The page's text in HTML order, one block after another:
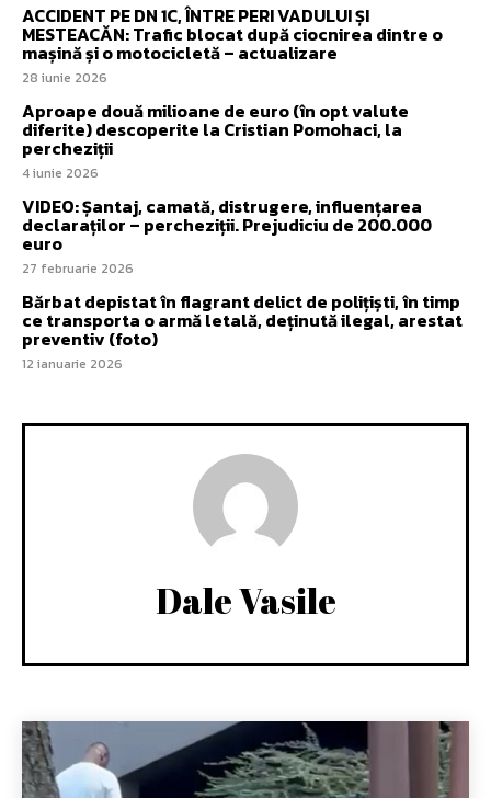
ACCIDENT PE DN 1C, ÎNTRE PERI VADULUI ȘI
MESTEACĂN: Trafic blocat după ciocnirea dintre o
mașină și o motocicletă – actualizare
28 iunie 2026
Aproape două milioane de euro (în opt valute
diferite) descoperite la Cristian Pomohaci, la
percheziții
4 iunie 2026
VIDEO: Șantaj, camată, distrugere, influențarea
declaraților – percheziții. Prejudiciu de 200.000
euro
27 februarie 2026
Bărbat depistat în flagrant delict de polițiști, în timp
ce transporta o armă letală, deținută ilegal, arestat
preventiv (foto)
12 ianuarie 2026
Dale Vasile